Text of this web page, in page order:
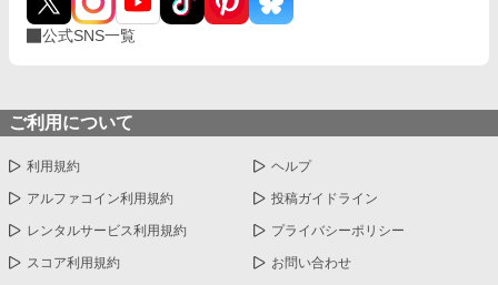
公式SNS一覧
ご利用について
利用規約 ヘルプ
アルファコイン利用規約 投稿ガイドライン
レンタルサービス利用規約 プライバシーポリシー
スコア利用規約 お問い合わせ